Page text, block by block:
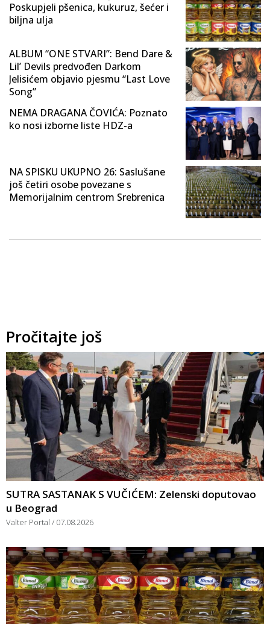
Poskupjeli pšenica, kukuruz, šećer i
biljna ulja
ALBUM “ONE STVARI”: Bend Dare &
Lil’ Devils predvođen Darkom
Jelisićem objavio pjesmu “Last Love
Song”
NEMA DRAGANA ČOVIĆA: Poznato
ko nosi izborne liste HDZ-a
NA SPISKU UKUPNO 26: Saslušane
još četiri osobe povezane s
Memorijalnim centrom Srebrenica
Pročitajte još
SUTRA SASTANAK S VUČIĆEM: Zelenski doputovao
u Beograd
Valter Portal 07.08.2026